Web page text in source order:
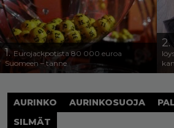
1. Eurojackpotista 80 000 euroa
Suomeen – tänne
2.
AURINKO AURINKOSUOJA
SILMÄT